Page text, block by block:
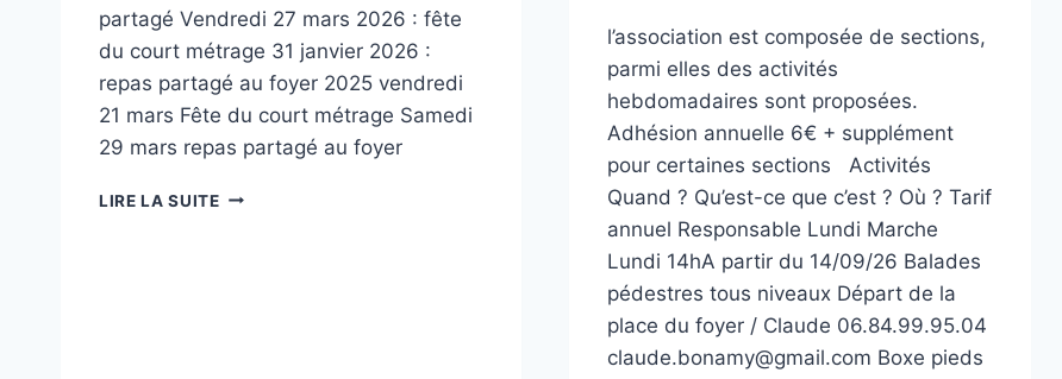
partagé Vendredi 27 mars 2026 : fête
du court métrage 31 janvier 2026 :
repas partagé au foyer 2025 vendredi
21 mars Fête du court métrage Samedi
29 mars repas partagé au foyer
LIRE LA SUITELA
l’association est composée de sections,
parmi elles des activités
hebdomadaires sont proposées.
Adhésion annuelle 6€ + supplément
pour certaines sections Activités
Quand ? Qu’est-ce que c’est ? Où ? Tarif
annuel Responsable Lundi Marche
Lundi 14hA partir du 14/09/26 Balades
pédestres tous niveaux Départ de la
place du foyer / Claude 06.84.99.95.04
claude.bonamy@gmail.com Boxe pieds